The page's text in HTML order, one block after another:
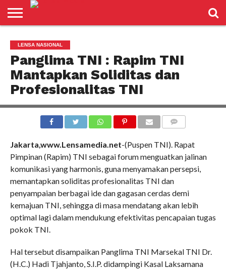
PENDIDIKAN
ENTERTAIMENT
POLITIK
PRISTIWA
SPORT
DAERAH
NASIONAL
ADVETORIAL
LENSA NASIONAL
Panglima TNI : Rapim TNI
Mantapkan Soliditas dan
Profesionalitas TNI
Jakarta,www.Lensamedia.net-(Puspen TNI). Rapat
Pimpinan (Rapim) TNI sebagai forum menguatkan jalinan
komunikasi yang harmonis, guna menyamakan persepsi,
memantapkan soliditas profesionalitas TNI dan
penyampaian berbagai ide dan gagasan cerdas demi
kemajuan TNI, sehingga di masa mendatang akan lebih
optimal lagi dalam mendukung efektivitas pencapaian tugas
pokok TNI.
Hal tersebut disampaikan Panglima TNI Marsekal TNI Dr.
(H.C.) Hadi Tjahjanto, S.I.P. didampingi Kasal Laksamana